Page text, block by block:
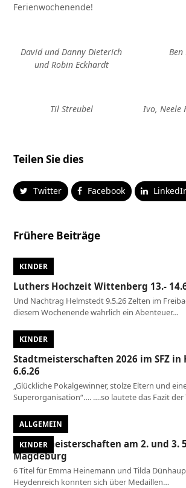
Ferienwochenende!
David und Danny Dieterich
und Robin Eckhardt
Ben
Til Streubel
Ivo, Neele
Teilen Sie dies
Twitter Facebook
Frühere Beiträge
KINDER
Luthers Hochzeit Wittenberg 13.-
Und Nachtrag Helmstedt 9.5.26 Zelten im
diesem Wochenende wahrlich ein Abenteuer…
KINDER
Stadtmeisterschaften 2026 im SFZ
6.6.26
„Glückliche Pokalgewinner, stolze Eltern und
Superorganisation“…. ….so lautete das Fazit
ALLGEMEIN
KINDER
Landesmeisterschaften am 2. und 3.
Magdeburg
6 Titel für Emma Heinemann und Tilda
Heydenreich konnten sich über Medaillen…